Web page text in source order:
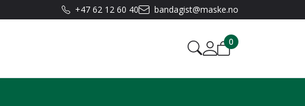
+47 62 12 60 40 bandagist@maske.no
0